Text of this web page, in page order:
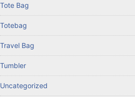
Tote Bag
Totebag
Travel Bag
Tumbler
Uncategorized